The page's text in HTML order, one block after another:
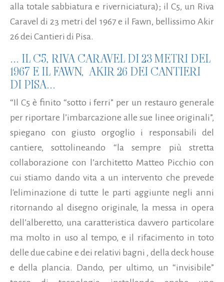
alla totale sabbiatura e riverniciatura); il C5, un Riva
Caravel di 23 metri del 1967 e il Fawn, bellissimo Akir
26 dei Cantieri di Pisa.
... IL C5, RIVA CARAVEL DI 23 METRI DEL
1967 E IL FAWN, AKIR 26 DEI CANTIERI
DI PISA...
“Il C5 è finito “sotto i ferri” per un restauro generale
per riportare l’imbarcazione alle sue linee originali”,
spiegano con giusto orgoglio i responsabili del
cantiere, sottolineando “la sempre più stretta
collaborazione con l’architetto Matteo Picchio con
cui stiamo dando vita a un intervento che prevede
l'eliminazione di tutte le parti aggiunte negli anni
ritornando al disegno originale, la messa in opera
dell’alberetto, una caratteristica davvero particolare
ma molto in uso al tempo, e il rifacimento in toto
delle due cabine e dei relativi bagni , della deck house
e della plancia. Dando, per ultimo, un “invisibile”